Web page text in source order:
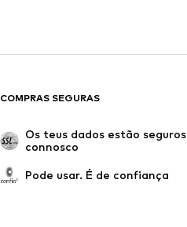
COMPRAS SEGURAS
Os teus dados estão seguros
connosco
Pode usar. É de confiança